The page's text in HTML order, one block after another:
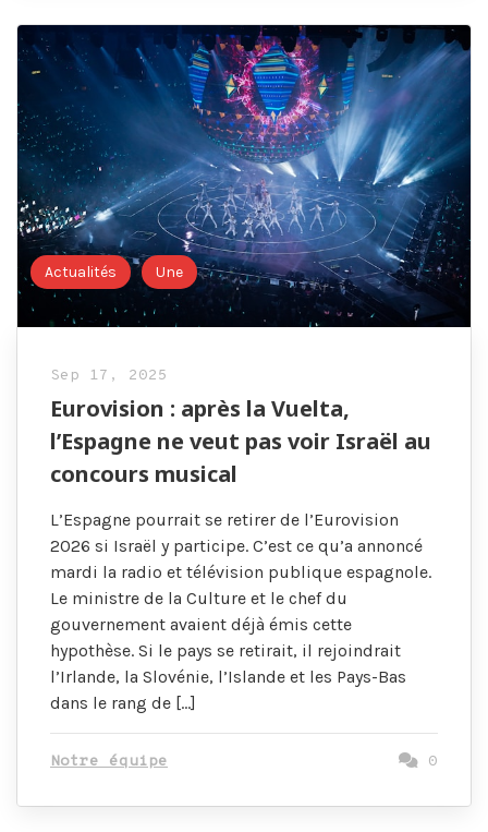
Actualités Une
Sep 17, 2025
Eurovision : après la Vuelta,
l’Espagne ne veut pas voir Israël au
concours musical
L’Espagne pourrait se retirer de l’Eurovision
2026 si Israël y participe. C’est ce qu’a annoncé
mardi la radio et télévision publique espagnole.
Le ministre de la Culture et le chef du
gouvernement avaient déjà émis cette
hypothèse. Si le pays se retirait, il rejoindrait
l’Irlande, la Slovénie, l’Islande et les Pays-Bas
dans le rang de […]
Notre équipe 0